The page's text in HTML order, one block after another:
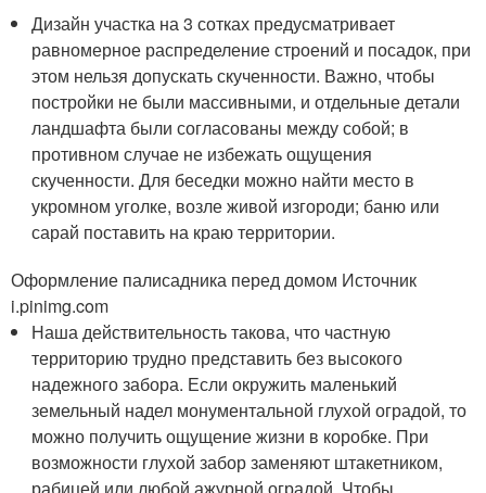
Дизайн участка на 3 сотках предусматривает
равномерное распределение строений и посадок, при
этом нельзя допускать скученности. Важно, чтобы
постройки не были массивными, и отдельные детали
ландшафта были согласованы между собой; в
противном случае не избежать ощущения
скученности. Для беседки можно найти место в
укромном уголке, возле живой изгороди; баню или
сарай поставить на краю территории.
Оформление палисадника перед домом Источник
i.pinimg.com
Наша действительность такова, что частную
территорию трудно представить без высокого
надежного забора. Если окружить маленький
земельный надел монументальной глухой оградой, то
можно получить ощущение жизни в коробке. При
возможности глухой забор заменяют штакетником,